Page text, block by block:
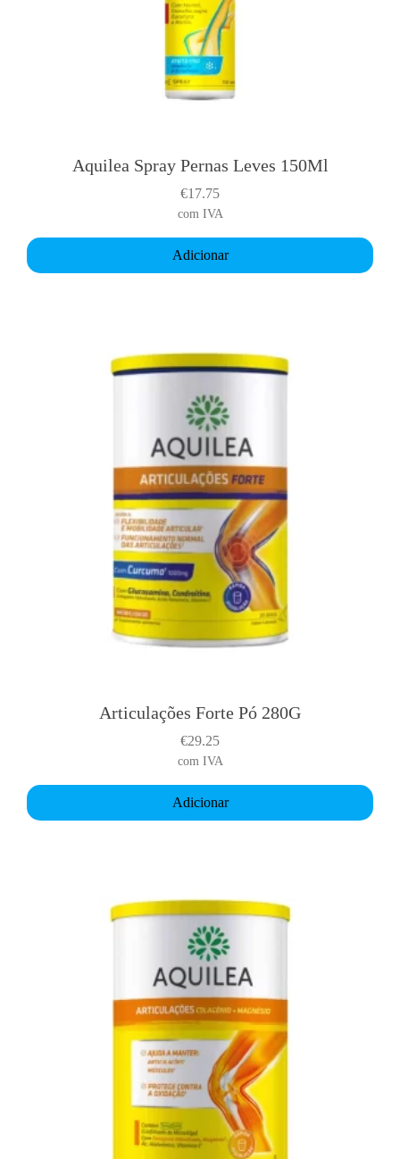
Aquilea Spray Pernas Leves 150Ml
€17.75
com IVA
Adicionar
Articulações Forte Pó 280G
€29.25
com IVA
Adicionar